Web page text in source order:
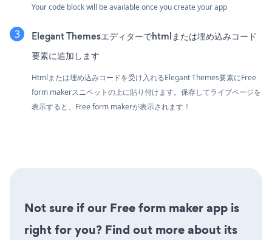
Your code block will be available once you create your app
Elegant Themesエディターでhtmlまたは埋め込みコード
要素に追加します
Htmlまたは埋め込みコードを受け入れるElegant Themes要素にFree
form makerスニペットの上に貼り付けます。保存してライブページを
表示すると、Free form makerが表示されます！
Not sure if our Free form maker app is
right for you? Find out more about its